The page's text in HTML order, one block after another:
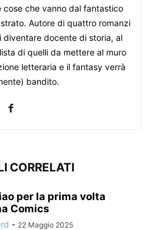
che vanno dal fantastico
Autore di quattro romanzi
docente di storia, al
di quelli da mettere al muro
letteraria e il fantasy verrà
bandito.
CORRELATI
per la prima volta
Comics
- 22 Maggio 2025